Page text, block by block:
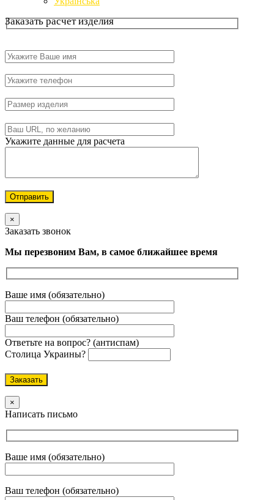
Заказать расчет изделия
это
поле
пустым.
Укажите данные для расчета
×
Заказать звонок
Мы перезвоним Вам, в самое ближайшее время
Ваше имя (обязательно)
Ваш телефон (обязательно)
Ответьте на вопрос? (антиспам)
Столица Украины?
это
поле
пустым.
×
Написать письмо
Ваше имя (обязательно)
Ваш телефон (обязательно)